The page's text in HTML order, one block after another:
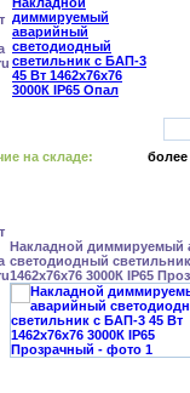
на складе: более
Накладной диммируемый
светодиодный
1462x76x76 3000К IP65